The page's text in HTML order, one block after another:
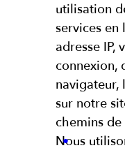
utilisation
services
adresse IP,
connexion,
navigateur,
sur notre
chemins
Nous